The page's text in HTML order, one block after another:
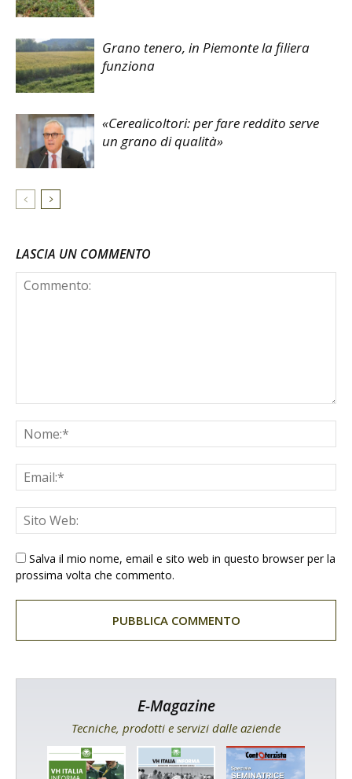
Grano tenero, in Piemonte la filiera
funziona
«Cerealicoltori: per fare reddito serve
un grano di qualità»
LASCIA UN COMMENTO
Salva il mio nome, email e sito web in questo browser per la
prossima volta che commento.
E-Magazine
Tecniche, prodotti e servizi dalle aziende